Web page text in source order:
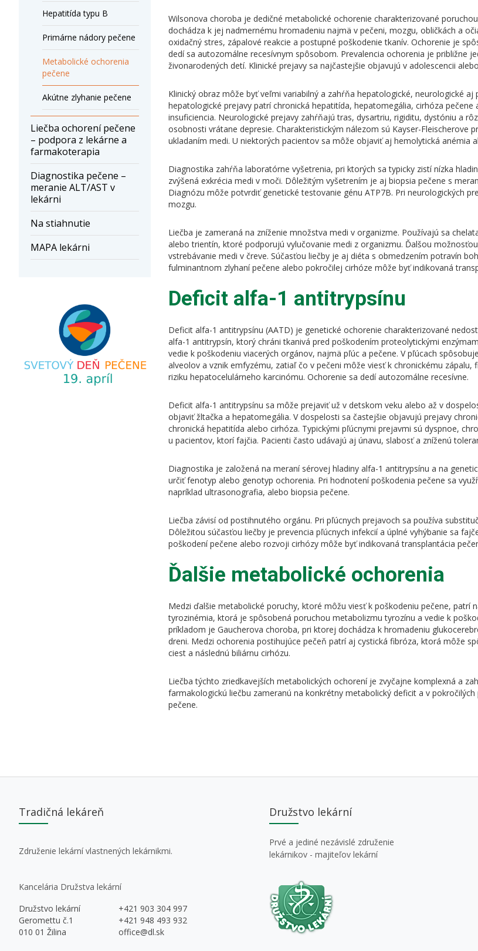
Hepatitída typu B
Primárne nádory pečene
Metabolické ochorenia
pečene
Akútne zlyhanie pečene
Liečba ochorení pečene
– podpora z lekárne a
farmakoterapia
Diagnostika pečene –
meranie ALT/AST v
lekárni
Na stiahnutie
MAPA lekárni
Wilsonova choroba je dedičné metabolické ochorenie charakterizované
dochádza k jej nadmernému hromadeniu najmä v pečeni, mozgu, obličkách a
oxidačný stres, zápalové reakcie a postupné poškodenie tkanív. Ochorenie je
dedí sa autozomálne recesívnym spôsobom. Prevalencia ochorenia je približne
živonarodených detí. Klinické prejavy sa najčastejšie objavujú v adolescencii
Klinický obraz môže byť veľmi variabilný a zahŕňa hepatologické, neurologické aj
hepatologické prejavy patrí chronická hepatitída, hepatomegália, cirhóza pečene
insuficiencia. Neurologické prejavy zahŕňajú tras, dysartriu, rigiditu, dystóniu a
osobnosti vrátane depresie. Charakteristickým nálezom sú Kayser-Fleischerove
ukladaním medi. U niektorých pacientov sa môže objaviť aj hemolytická anémia
Diagnostika zahŕňa laboratórne vyšetrenia, pri ktorých sa typicky zistí nízka
zvýšená exkrécia medi v moči. Dôležitým vyšetrením je aj biopsia pečene s
Diagnózu môže potvrdiť genetické testovanie génu ATP7B. Pri neurologických
mozgu.
Liečba je zameraná na zníženie množstva medi v organizme. Používajú sa
alebo trientín, ktoré podporujú vylučovanie medi z organizmu. Ďalšou
vstrebávanie medi v čreve. Súčasťou liečby je aj diéta s obmedzením potravín
fulminantnom zlyhaní pečene alebo pokročilej cirhóze môže byť indikovaná
Deficit alfa-1 antitrypsínu
Deficit alfa-1 antitrypsínu (AATD) je genetické ochorenie charakterizované
alfa-1 antitrypsín, ktorý chráni tkanivá pred poškodením proteolytickými
vedie k poškodeniu viacerých orgánov, najmä pľúc a pečene. V pľúcach
alveolov a vznik emfyzému, zatiaľ čo v pečeni môže viesť k chronickému zápalu,
riziku hepatocelulárneho karcinómu. Ochorenie sa dedí autozomálne recesívne.
Deficit alfa-1 antitrypsínu sa môže prejaviť už v detskom veku alebo až v
objaviť žltačka a hepatomegália. V dospelosti sa častejšie objavujú prejavy
chronická hepatitída alebo cirhóza. Typickými pľúcnymi prejavmi sú dyspnoe,
u pacientov, ktorí fajčia. Pacienti často udávajú aj únavu, slabosť a zníženú
Diagnostika je založená na meraní sérovej hladiny alfa-1 antitrypsínu a na
určiť fenotyp alebo genotyp ochorenia. Pri hodnotení poškodenia pečene sa
napríklad ultrasonografia, alebo biopsia pečene.
Liečba závisí od postihnutého orgánu. Pri pľúcnych prejavoch sa používa
Dôležitou súčasťou liečby je prevencia pľúcnych infekcií a úplné vyhýbanie sa
poškodení pečene alebo rozvoji cirhózy môže byť indikovaná transplantácia
Ďalšie metabolické ochorenia
Medzi ďalšie metabolické poruchy, ktoré môžu viesť k poškodeniu pečene, patrí
tyrozinémia, ktorá je spôsobená poruchou metabolizmu tyrozínu a vedie k
príkladom je Gaucherova choroba, pri ktorej dochádza k hromadeniu
dreni. Medzi ochorenia postihujúce pečeň patrí aj cystická fibróza, ktorá môže
ciest a následnú biliárnu cirhózu.
Liečba týchto zriedkavejších metabolických ochorení je zvyčajne komplexná a
farmakologickú liečbu zameranú na konkrétny metabolický deficit a v
pečene.
Tradičná lekáreň
Združenie lekární vlastnených lekárnikmi.
Kancelária Družstva lekární
Družstvo lekární
+421 903 304 997
Geromettu č.1
+421 948 493 932
010 01 Žilina
office@dl.sk
Družstvo lekární
Prvé a jediné nezávislé združenie
lekárnikov - majiteľov lekární